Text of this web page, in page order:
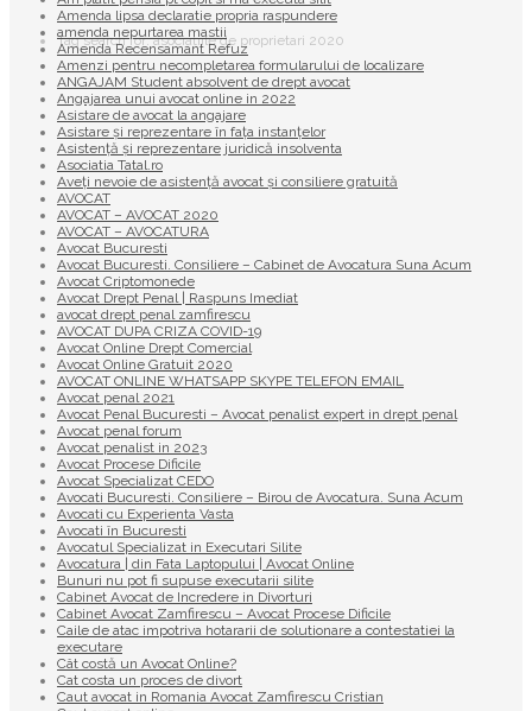
Tag search for: asociatiile de proprietari 2020
Amenda lipsa declaratie propria raspundere
amenda nepurtarea mastii
Amenda Recensamant Refuz
Amenzi pentru necompletarea formularului de localizare
ANGAJAM Student absolvent de drept avocat
Angajarea unui avocat online in 2022
Asistare de avocat la angajare
Asistare și reprezentare în fața instanțelor
Asistență și reprezentare juridică insolventa
Asociatia Tatal.ro
Aveţi nevoie de asistenţă avocat şi consiliere gratuită
AVOCAT
AVOCAT – AVOCAT 2020
AVOCAT – AVOCATURA
Avocat Bucuresti
Avocat Bucuresti. Consiliere – Cabinet de Avocatura Suna Acum
Avocat Criptomonede
Avocat Drept Penal | Raspuns Imediat
avocat drept penal zamfirescu
AVOCAT DUPA CRIZA COVID-19
Avocat Online Drept Comercial
Avocat Online Gratuit 2020
AVOCAT ONLINE WHATSAPP SKYPE TELEFON EMAIL
Avocat penal 2021
Avocat Penal Bucuresti – Avocat penalist expert in drept penal
Avocat penal forum
Avocat penalist in 2023
Avocat Procese Dificile
Avocat Specializat CEDO
Avocati Bucuresti. Consiliere – Birou de Avocatura. Suna Acum
Avocati cu Experienta Vasta
Avocati în Bucuresti
Avocatul Specializat in Executari Silite
Avocatura | din Fata Laptopului | Avocat Online
Bunuri nu pot fi supuse executarii silite
Cabinet Avocat de Incredere in Divorturi
Cabinet Avocat Zamfirescu – Avocat Procese Dificile
Caile de atac impotriva hotararii de solutionare a contestatiei la
executare
Cât costă un Avocat Online?
Cat costa un proces de divort
Caut avocat in Romania Avocat Zamfirescu Cristian